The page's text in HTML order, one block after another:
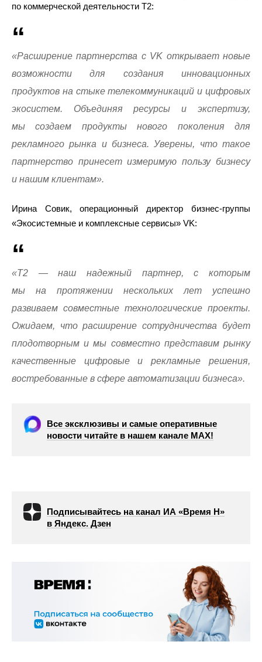
по коммерческой деятельности T2:
«Расширение партнерства с VK открывает новые
возможности для создания инновационных
продуктов на стыке телекоммуникаций и цифровых
экосистем. Объединяя ресурсы и экспертизу,
мы создаем продукты нового поколения для
рекламного рынка и бизнеса. Уверены, что такое
партнерство принесет измеримую пользу бизнесу
и нашим клиентам».
Ирина Совик, операционный директор бизнес-группы
«Экосистемные и комплексные сервисы» VK:
«Т2 — наш надежный партнер, с которым
мы на протяжении нескольких лет успешно
развиваем совместные технологические проекты.
Ожидаем, что расширение сотрудничества будет
плодотворным и мы совместно представим рынку
качественные цифровые и рекламные решения,
востребованные в сфере автоматизации бизнеса».
Все эксклюзивы и самые оперативные
новости читайте в нашем канале МАХ!
Подписывайтесь на канал ИА «Время Н»
в Яндекс. Дзен